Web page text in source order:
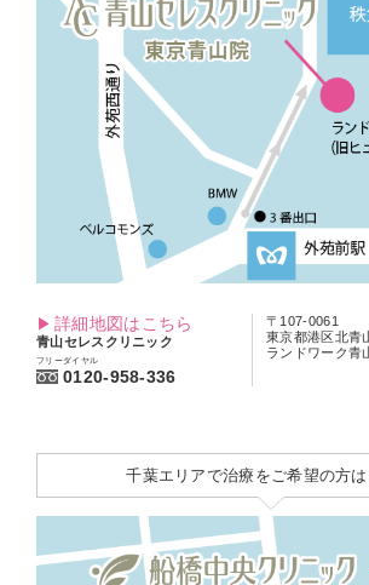
詳細地図はこちら
青山セレスクリニック
フリーダイヤル
0120-958-336
〒107-0061
東京都港区北青
ランドワーク青
千葉エリアで治療をご希望の方は